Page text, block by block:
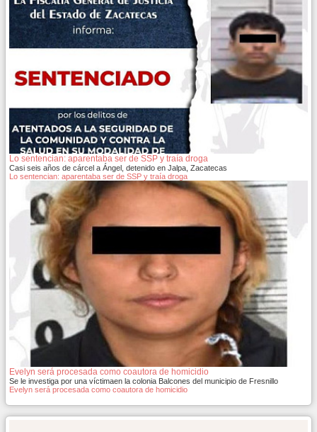
Lo sentencian: aparentaba ser de SSP y traía droga
Casi seis años de cárcel a Ángel, detenido en Jalpa, Zacatecas
Lo sentencian: aparentaba ser de SSP y traía droga
Evelyn será procesada como coautora de homicidio
Se le investiga por una víctimaen la colonia Balcones del municipio de Fresnillo
Evelyn será procesada como coautora de homicidio